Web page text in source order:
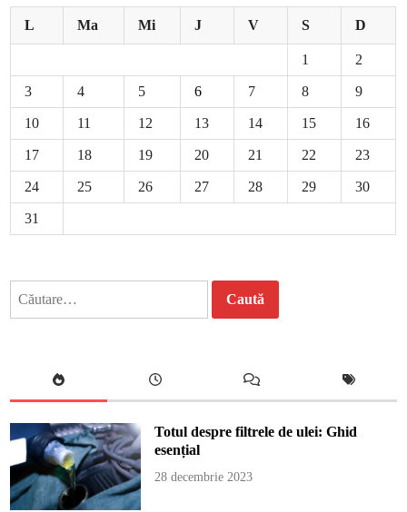
L Ma Mi J V S D
1 2
3 4 5 6 7 8 9
10 11 12 13 14 15 16
17 18 19 20 21 22 23
24 25 26 27 28 29 30
31
Totul despre filtrele de ulei: Ghid
esențial
28 decembrie 2023